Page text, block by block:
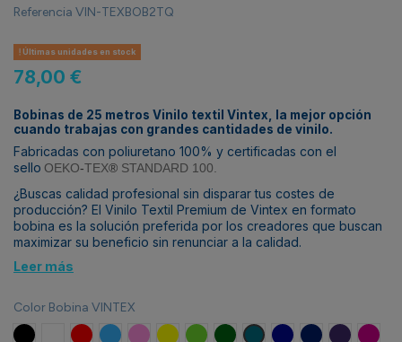
Referencia VIN-TEXBOB2TQ
Últimas unidades en stock
78,00 €
Bobinas de 25 metros Vinilo textil Vintex, la mejor opción
cuando trabajas con grandes cantidades de vinilo.
Fabricadas con poliuretano 100% y certificadas con el
sello OEKO-TEX® STANDARD 100.
¿Buscas calidad profesional sin disparar tus costes de
producción? El Vinilo Textil Premium de Vintex en formato
bobina es la solución preferida por los creadores que buscan
maximizar su beneficio sin renunciar a la calidad.
Leer más
Color Bobina VINTEX
Negro Blanco Rojo Azul Claro
Rosa AmarilloVerde ClaroVerde Esmeralda
TurquesaAzul RoyalAzul Marino
Violeta Fucsia